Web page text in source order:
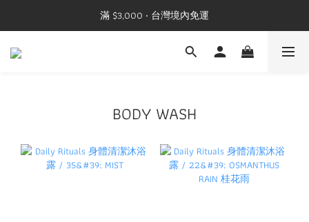
滿 $3,000 ‧ 台灣境內免運
BODY WASH